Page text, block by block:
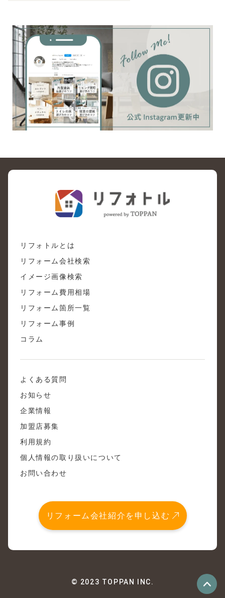
リフォトルとは
リフォーム会社検索
イメージ画像検索
リフォーム費用相場
リフォーム箇所一覧
リフォーム事例
コラム
よくある質問
お知らせ
企業情報
加盟店募集
利用規約
個人情報の取り扱いについて
お問い合わせ
リフォーム会社紹介を申し込む
© 2023 TOPPAN INC.